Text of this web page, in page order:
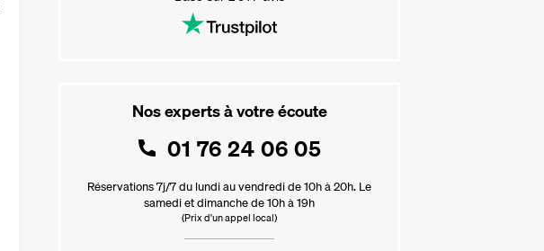
Nos experts à votre écoute
01 76 24 06 05
Réservations 7j/7 du lundi au vendredi de 10h à 20h. Le
samedi et dimanche de 10h à 19h
(Prix d'un appel local)